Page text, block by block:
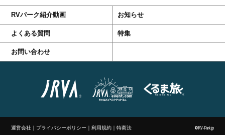
RVパーク紹介動画 お知らせ
よくある質問 特集
お問い合わせ
運営会社 ｜ プライバシーポリシー ｜利用規約 ｜特商法 ©RV-Park.jp